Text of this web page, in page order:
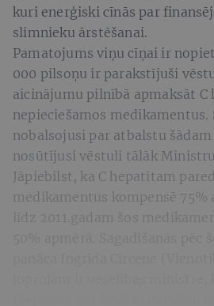
kuri enerģiski cīnās par
slimnieku ārstēšanai.
Pamatojums viņu cīņai ir
000 pilsoņu ir parakstījuši
aicinājumu pilnībā apmaksāt C
nepieciešamos medikamentus.
nobalsojusi par atbalstu
nosūtījusi vēstuli tālāk
Jāpiebilst, ka C hepatītam
medikamentus kompensē 75%
līdz 2011.gadam šos